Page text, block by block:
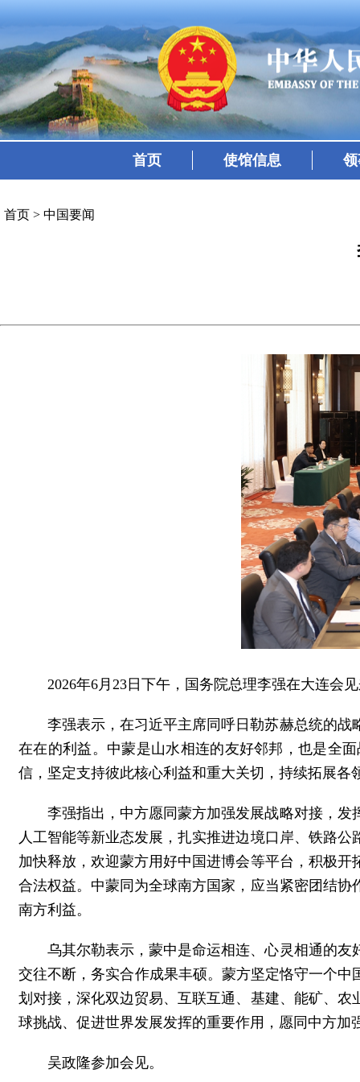
首页 使馆信息
首页 > 中国要闻
2026年6月23日下午，国务院总理李强在大连会
李强表示，在习近平主席同呼日勒苏赫总统的
在在的利益。中蒙是山水相连的友好邻邦，也是全
信，坚定支持彼此核心利益和重大关切，持续拓展
李强指出，中方愿同蒙方加强发展战略对接，
人工智能等新业态发展，扎实推进边境口岸、铁路
加快释放，欢迎蒙方用好中国进博会等平台，积极
合法权益。中蒙同为全球南方国家，应当紧密团结
南方利益。
乌其尔勒表示，蒙中是命运相连、心灵相通的
交往不断，务实合作成果丰硕。蒙方坚定恪守一个
划对接，深化双边贸易、互联互通、基建、能矿、
球挑战、促进世界发展发挥的重要作用，愿同中方
吴政隆参加会见。